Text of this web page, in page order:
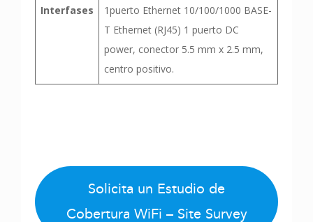
Interfases
1puerto Ethernet 10/100/1000 BASE-
T Ethernet (RJ45) 1 puerto DC
power, conector 5.5 mm x 2.5 mm,
centro positivo.
Solicita un Estudio de
Cobertura WiFi – Site Survey